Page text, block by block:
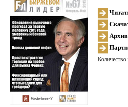
Количество